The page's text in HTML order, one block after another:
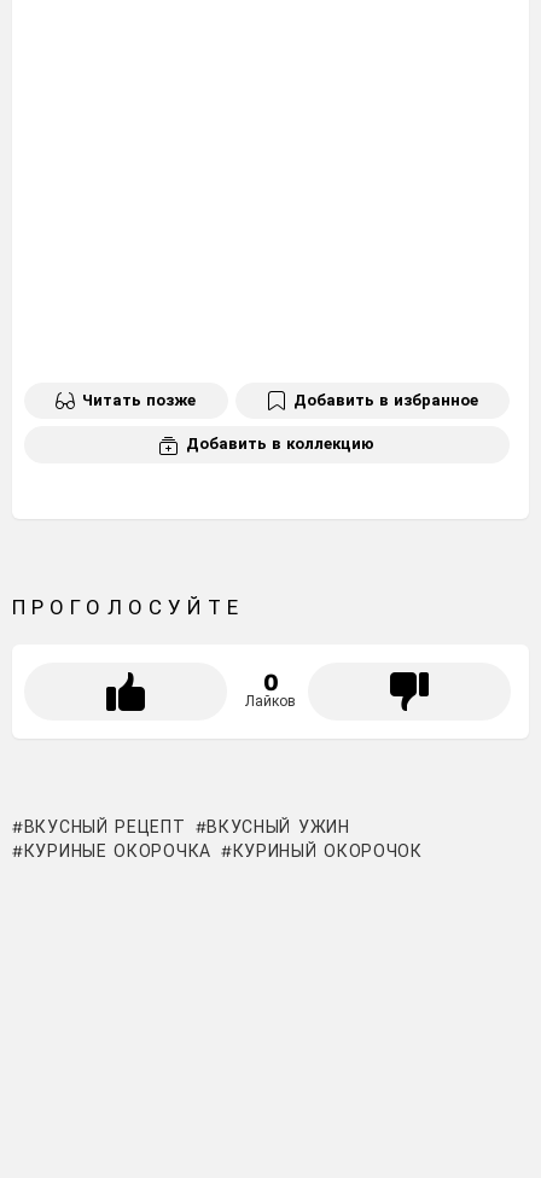
Читать позже Добавить в избранное
Добавить в коллекцию
ПРОГОЛОСУЙТЕ
0
Лайков
ВКУСНЫЙ РЕЦЕПТ
ВКУСНЫЙ УЖИН
КУРИНЫЕ ОКОРОЧКА
КУРИНЫЙ ОКОРОЧОК